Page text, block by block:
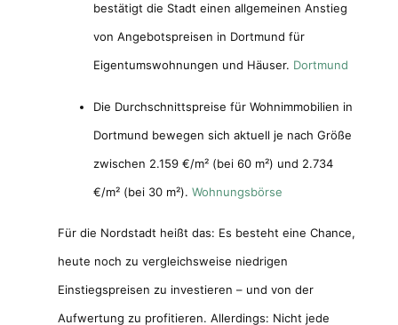
bestätigt die Stadt einen allgemeinen Anstieg
von Angebotspreisen in Dortmund für
Eigentumswohnungen und Häuser. Dortmund
Die Durchschnittspreise für Wohnimmobilien in
Dortmund bewegen sich aktuell je nach Größe
zwischen 2.159 €/m² (bei 60 m²) und 2.734
€/m² (bei 30 m²). Wohnungsbörse
Für die Nordstadt heißt das: Es besteht eine Chance,
heute noch zu vergleichsweise niedrigen
Einstiegspreisen zu investieren – und von der
Aufwertung zu profitieren. Allerdings: Nicht jede